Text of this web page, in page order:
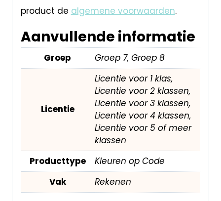
product de algemene voorwaarden.
Aanvullende informatie
Groep Groep 7, Groep 8
Licentie
Licentie voor 1 klas,
Licentie voor 2 klassen,
Licentie voor 3 klassen,
Licentie voor 4 klassen,
Licentie voor 5 of meer
klassen
Producttype
Kleuren op Code
Vak
Rekenen